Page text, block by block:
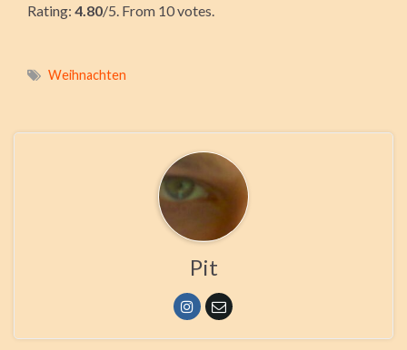
Submit Rating
Rating: 4.80/5. From 10 votes.
Weihnachten
Pit